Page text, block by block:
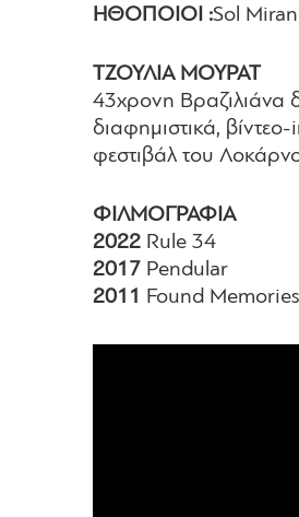
ΗΘΟΠΟΙΟΙ :Sol
ΤΖΟΥΛΙΑ ΜΟΥΡΑΤ
43χρονη Βραζιλιάνα
διαφημιστικά,
φεστιβάλ του
ΦΙΛΜΟΓΡΑΦΙΑ
2022 Rule 34
2017 Pendular
2011 Found Memories